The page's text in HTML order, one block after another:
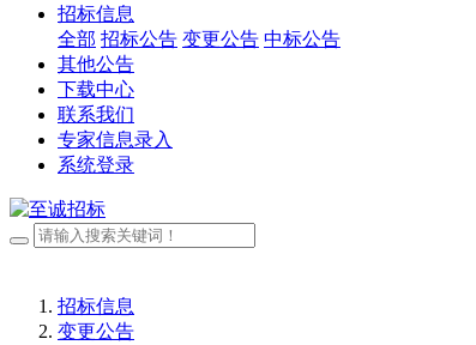
招标信息
全部 招标公告 变更公告 中标公告
其他公告
下载中心
联系我们
专家信息录入
系统登录
招标信息
变更公告